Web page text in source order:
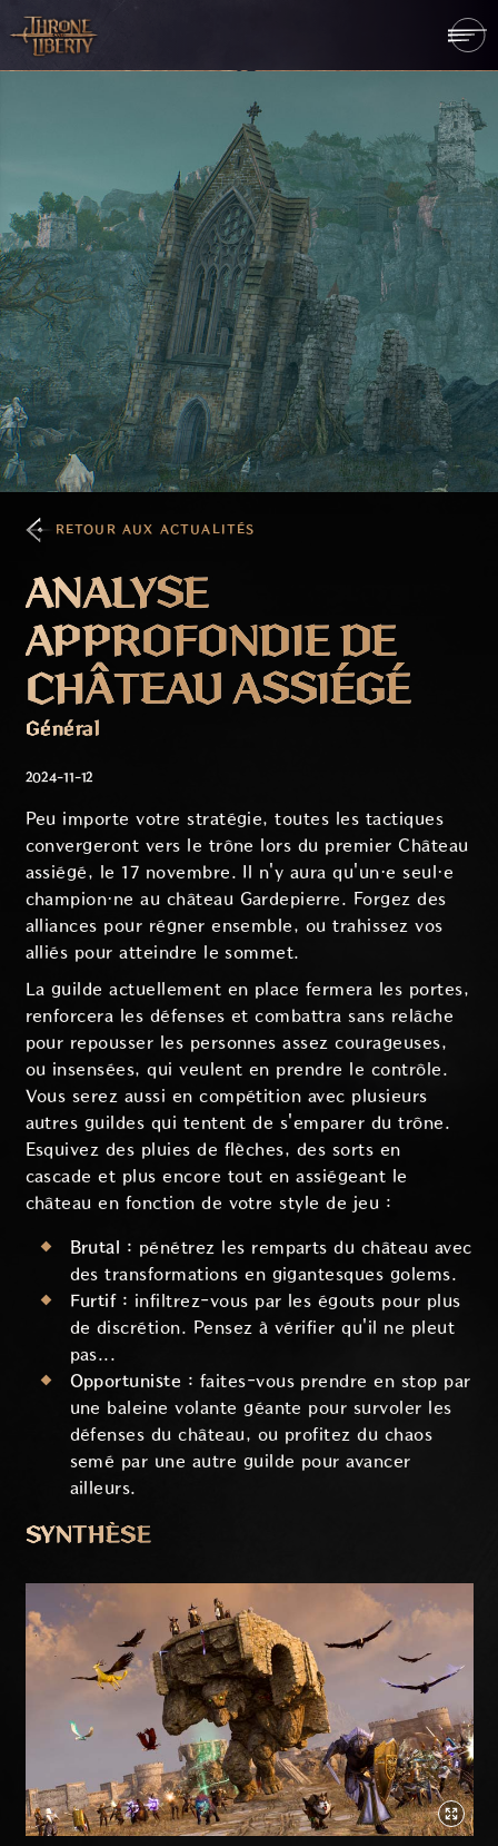
RETOUR AUX ACTUALITÉS
ANALYSE
APPROFONDIE DE
CHÂTEAU ASSIÉGÉ
Général
2024-11-12
Peu importe votre stratégie, toutes les tactiques
convergeront vers le trône lors du premier Château
assiégé, le 17 novembre. Il n'y aura qu'un·e seul·e
champion·ne au château Gardepierre. Forgez des
alliances pour régner ensemble, ou trahissez vos
alliés pour atteindre le sommet.
La guilde actuellement en place fermera les portes,
renforcera les défenses et combattra sans relâche
pour repousser les personnes assez courageuses,
ou insensées, qui veulent en prendre le contrôle.
Vous serez aussi en compétition avec plusieurs
autres guildes qui tentent de s'emparer du trône.
Esquivez des pluies de flèches, des sorts en
cascade et plus encore tout en assiégeant le
château en fonction de votre style de jeu :
Brutal : pénétrez les remparts du château avec
des transformations en gigantesques golems.
Furtif : infiltrez-vous par les égouts pour plus
de discrétion. Pensez à vérifier qu'il ne pleut
pas...
Opportuniste : faites-vous prendre en stop par
une baleine volante géante pour survoler les
défenses du château, ou profitez du chaos
semé par une autre guilde pour avancer
ailleurs.
SYNTHÈSE